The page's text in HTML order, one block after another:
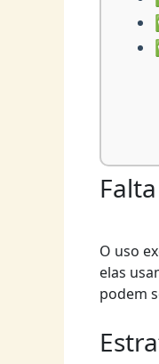
O uso
elas
podem